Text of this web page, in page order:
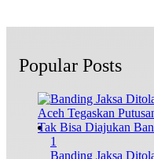
Popular Posts
1
Banding Jaksa